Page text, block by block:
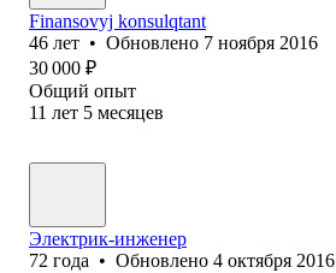
Finansovyj konsulqtant
46 лет • Обновлено 7 ноября 2016
30 000 ₽
Общий опыт
11 лет 5 месяцев
Электрик-инженер
72 года • Обновлено 4 октября 2016